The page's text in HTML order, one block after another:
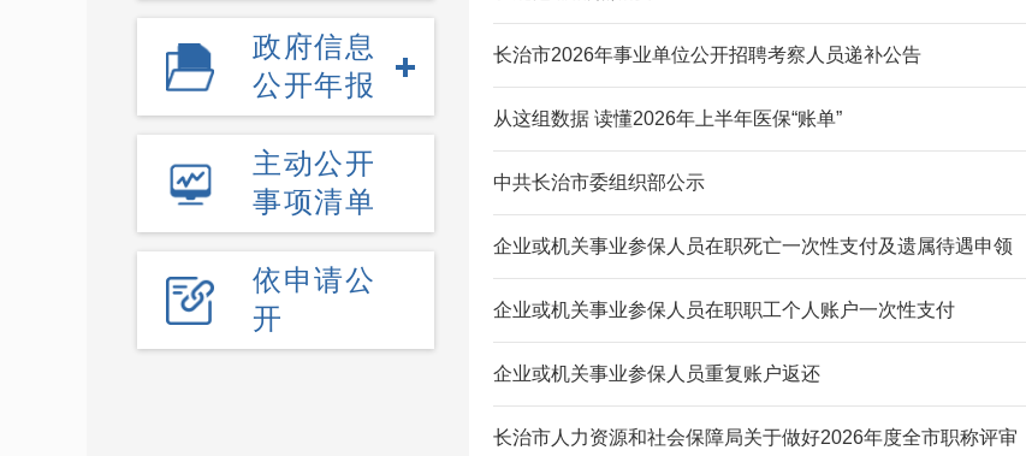
政府信息
公开年报
主动公开
事项清单
依申请公
开
长治市2026年事业单位公开招聘考察人员递补公告
从这组数据 读懂2026年上半年医保“账单”
中共长治市委组织部公示
企业或机关事业参保人员在职死亡一次性支付及遗属待遇申领
企业或机关事业参保人员在职职工个人账户一次性支付
企业或机关事业参保人员重复账户返还
长治市人力资源和社会保障局关于做好2026年度全市职称评审